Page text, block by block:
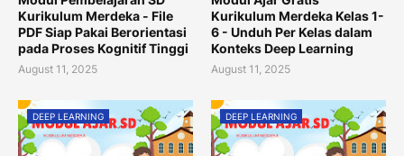
Kurikulum Merdeka - File
PDF Siap Pakai Berorientasi
pada Proses Kognitif Tinggi
August 11, 2025
Kurikulum Merdeka Kelas 1-
6 - Unduh Per Kelas dalam
Konteks Deep Learning
August 11, 2025
DEEP LEARNING DEEP LEARNING